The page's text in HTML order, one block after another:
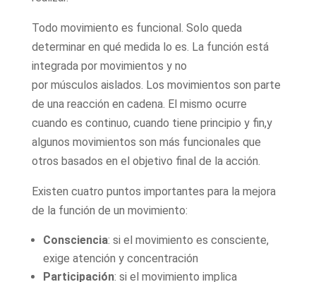
Todo movimiento es funcional. Solo queda
determinar en qué medida lo es. La función está
integrada por movimientos y no
por músculos aislados. Los movimientos son parte
de una reacción en cadena. El mismo ocurre
cuando es continuo, cuando tiene principio y fin,y
algunos movimientos son más funcionales que
otros basados en el objetivo final de la acción.
Existen cuatro puntos importantes para la mejora
de la función de un movimiento:
Consciencia: si el movimiento es consciente,
exige atención y concentración
Participación: si el movimiento implica